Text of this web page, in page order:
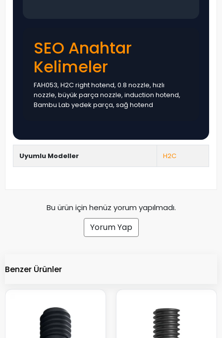
SEO Anahtar
Kelimeler
FAH053, H2C right hotend, 0.8 nozzle, hızlı
nozzle, büyük parça nozzle, induction hotend,
Bambu Lab yedek parça, sağ hotend
Uyumlu Modeller H2C
Bu ürün için henüz yorum yapılmadı.
Yorum Yap
Benzer Ürünler